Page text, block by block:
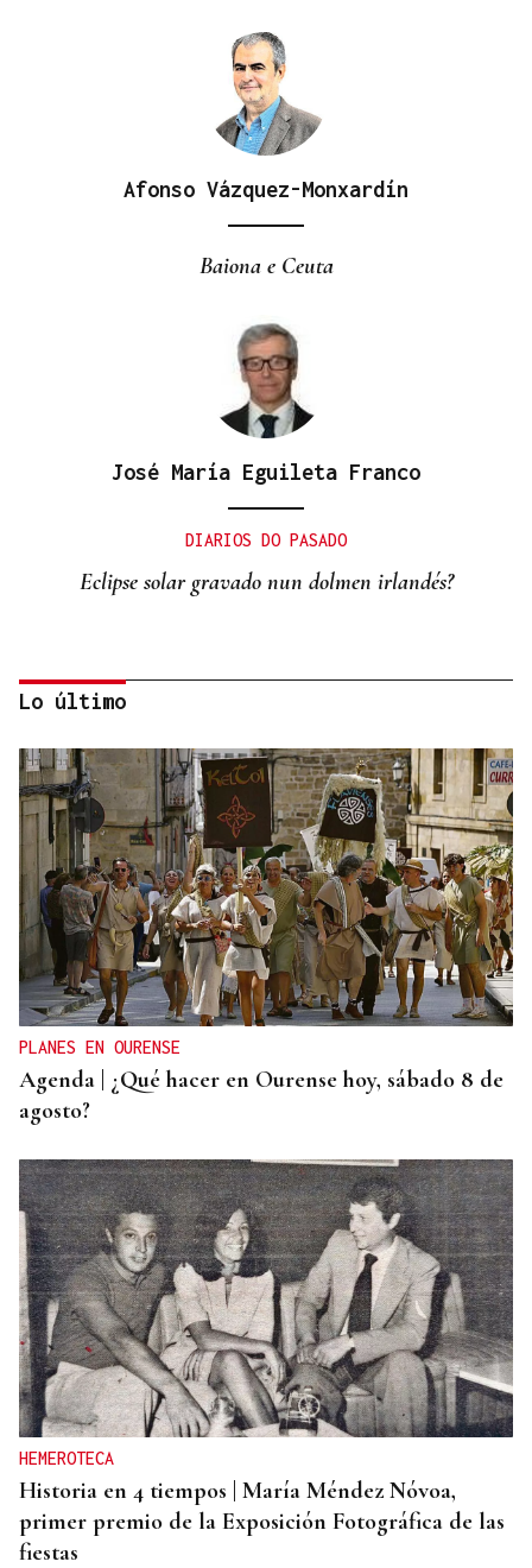
Afonso Vázquez-Monxardín
Baiona e Ceuta
José María Eguileta Franco
DIARIOS DO PASADO
Eclipse solar gravado nun dolmen irlandés?
Fernando Román Alonso
TRIBUNA
A Alameda ou Horta do Concello
Lo último
PLANES EN OURENSE
Agenda | ¿Qué hacer en Ourense hoy, sábado 8 de
agosto?
HEMEROTECA
Historia en 4 tiempos | María Méndez Nóvoa,
primer premio de la Exposición Fotográfica de las
fiestas